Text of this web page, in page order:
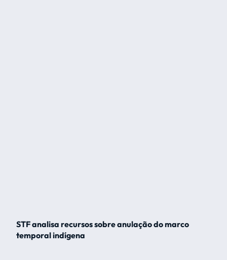
STF analisa recursos sobre anulação do marco
temporal indígena